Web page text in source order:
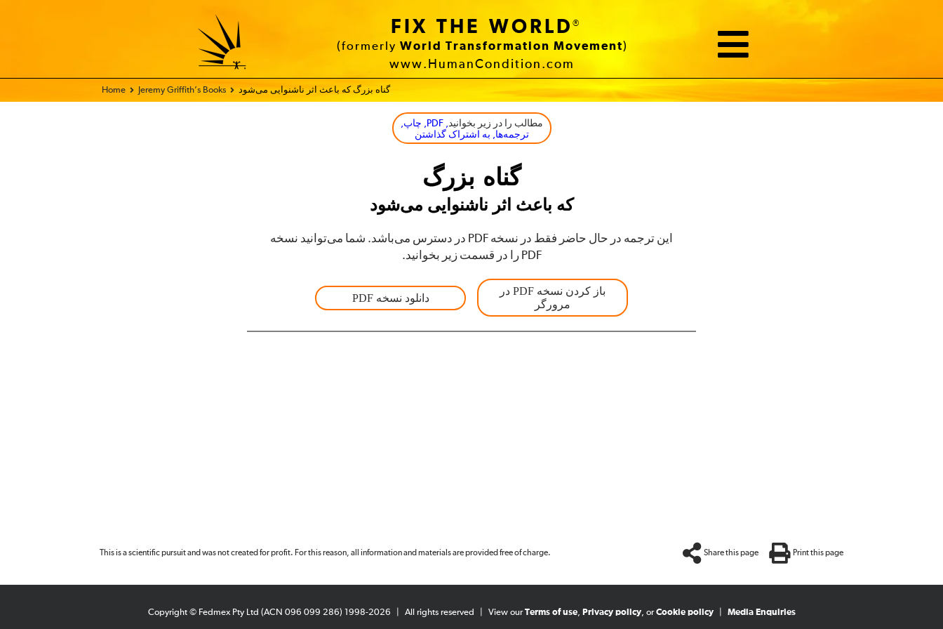
FIX THE WORLD®
(formerly World Transformation Movement)
www.HumanCondition.com
Home Jeremy Griffith’s Books گناه بزرگ که باعث اثر ناشنوایی می‌شود
مطالب را در زیر بخوانید, PDF, چاپ,
ترجمه‌ها, به اشتراک گذاشتن
گناه بزرگ
که باعث اثر ناشنوایی می‌شود
این ترجمه در حال حاضر فقط در نسخه PDF در دسترس می‌باشد. شما می‌توانید نسخه
PDF را در قسمت زیر بخوانید.
باز کردن نسخه PDF در
مرورگر‬
دانلود نسخه PDF
This is a scientific pursuit and was not created for profit. For this reason, all information and materials are provided free of charge. Share this page Print this page
Copyright © Fedmex Pty Ltd (ACN 096 099 286) 1998-2026 All rights reserved View ourTerms of use, Privacy policy, orCookie policy Media Enquiries